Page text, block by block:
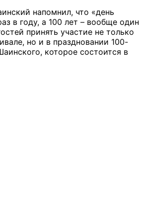
напомнил, что «день
в году, а 100 лет – вообще один
принять участие не только
но и в праздновании 100-
которое состоится в